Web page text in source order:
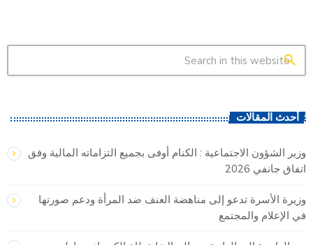
search
أحدث المقالات
وزير الشؤون الاجتماعية : الكنام أوفى بجميع التزاماته المالية وفق
اتفاق جانفي 2026
وزيرة الأسرة تدعو إلى مناهضة العنف ضد المرأة ودعم صورتها
في الإعلام والمجتمع